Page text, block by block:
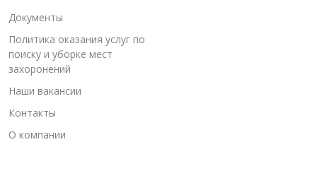
Документы
Политика оказания услуг по
поиску и уборке мест
захоронений
Наши вакансии
Контакты
О компании